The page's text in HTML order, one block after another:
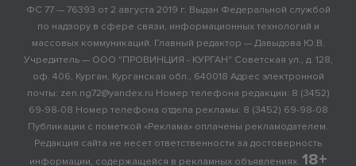
ФС 77 — 76393 от 2 августа 2019 г. Выдан Федеральной службой
по надзору в сфере связи, информационных технологий и
массовых коммуникаций. Главный редактор — Давыдова Ю.В.
Учредитель — ООО "ПРОВИНЦИЯ - КУРГАН" Советская ул., д. 128,
оф. 406, Курган, Курганская обл., 640018 Адрес электронной
почты: zen.ng72@yandex.ru Номер телефона редакции: 8 (3452)
69-98-08 Номер телефона отдела рекламы: 8 (3452) 69-98-08
Публикации с пометкой «Реклама» оплачены рекламодателем.
Редакция сайта не несет ответственности за достоверность
информации, содержащейся в рекламных объявлениях. 18+